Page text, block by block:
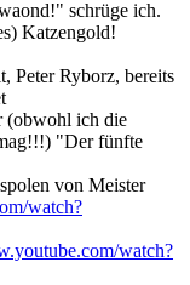
schrüge ich.
Katzengold!
Peter Ryborz, bereits
(obwohl ich die
"Der fünfte
von Meister
watch?
watch?